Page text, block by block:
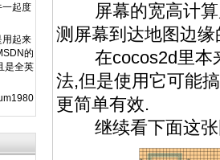
起度
起来
的
是全英
屏幕的宽高计算
测屏幕到达地图边缘
在cocos2d里本来
法,但是使用它可能
更简单有效.
继续看下面这张